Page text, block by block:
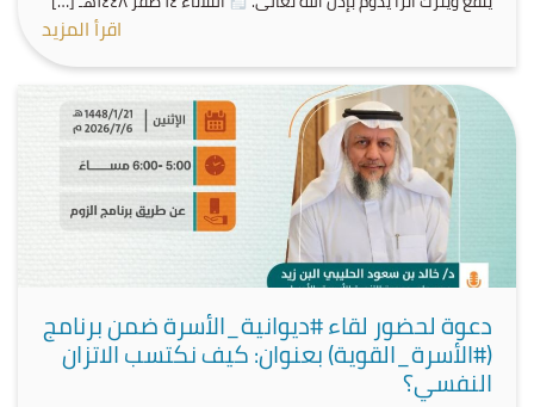
اقرأ المزيد
دعوة لحضور لقاء #ديوانية_الأسرة ضمن برنامج
(#الأسرة_القوية) بعنوان: كيف نكتسب الاتزان
النفسي؟